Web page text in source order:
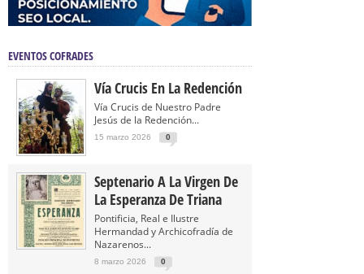
EVENTOS COFRADES
Vía Crucis En La Redención
Vía Crucis de Nuestro Padre
Jesús de la Redención...
15 marzo 2026 0
Septenario A La Virgen De
La Esperanza De Triana
Pontificia, Real e Ilustre
Hermandad y Archicofradía de
Nazarenos...
8 marzo 2026 0